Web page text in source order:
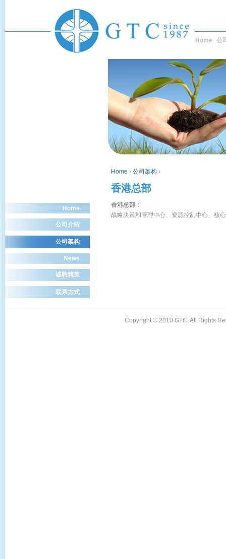
Home 公
Home › 公司架构 ›
香港总部
香港总部：
战略决策和管理中心、资源控制中心、核
Home
公司介绍
公司架构
News
诚聘精英
联系方式
Copyright © 2010 GTC. All Rights